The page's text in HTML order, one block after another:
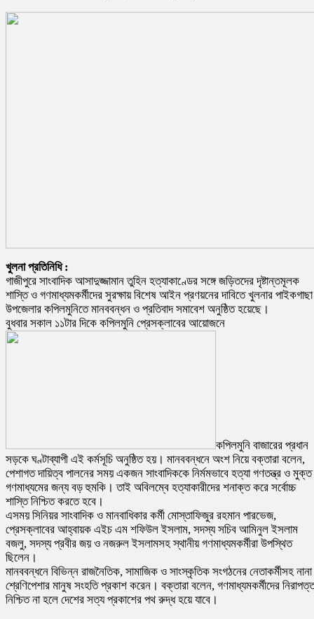
খুলনা প্রতিনিধি :
গাজীপুরে সাংবাদিক আসাদুজ্জামান তুহিন হত্যাকাণ্ডের সঙ্গে জড়িতদের দৃষ্টান্তমূলক
শাস্তি ও গণমাধ্যমকর্মীদের সুরক্ষায় বিশেষ আইন প্রণয়নের দাবিতে খুলনার পাইকগাছা
উপজেলার কপিলমুনিতে মানববন্ধন ও প্রতিবাদ সমাবেশ অনুষ্ঠিত হয়েছে।
বুধবার সকাল ১১টার দিকে কপিলমুনি প্রেসক্লাবের আয়োজনে
কপিলমুনি বাজারের প্রধান
সড়কে ঘণ্টাব্যাপী এই কর্মসূচি অনুষ্ঠিত হয়। মানববন্ধনে অংশ নিয়ে বক্তারা বলেন,
পেশাগত দায়িত্ব পালনের সময় একজন সাংবাদিককে নির্মমভাবে হত্যা গণতন্ত্র ও মুক্ত
গণমাধ্যমের জন্য বড় হুমকি। তাই অবিলম্বে হত্যাকারীদের শনাক্ত করে সর্বোচ্চ
শাস্তি নিশ্চিত করতে হবে।
এসময় সিনিয়র সাংবাদিক ও মানবাধিকার কর্মী মোস্তাফিজুর রহমান পারভেজ,
প্রেসক্লাবের আহ্বায়ক এইচ এম শফিউল ইসলাম, সদস্য সচিব আমিনুল ইসলাম
বজলু, সদস্য প্রবীর জয় ও নজরুল ইসলামসহ স্থানীয় গণমাধ্যমকর্মীরা উপস্থিত
ছিলেন।
মানববন্ধনে বিভিন্ন রাজনৈতিক, সামাজিক ও সাংস্কৃতিক সংগঠনের নেতাকর্মীসহ নানা
শ্রেণিপেশার মানুষ সংহতি প্রকাশ করেন। বক্তারা বলেন, গণমাধ্যমকর্মীদের
নিশ্চিত না হলে দেশের সত্য প্রকাশের পথ রুদ্ধ হয়ে যাবে।